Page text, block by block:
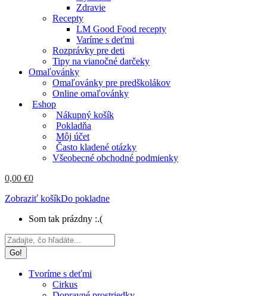
Zdravie
Recepty
LM Good Food recepty
Varíme s deťmi
Rozprávky pre deti
Tipy na vianočné darčeky
Omaľovánky
Omaľovánky pre predškolákov
Online omaľovánky
Eshop
Nákupný košík
Pokladňa
Môj účet
Často kladené otázky
Všeobecné obchodné podmienky
0,00 €0
Zobraziť košíkDo pokladne
Som tak prázdny :.(
Search:
Tvoríme s deťmi
Cirkus